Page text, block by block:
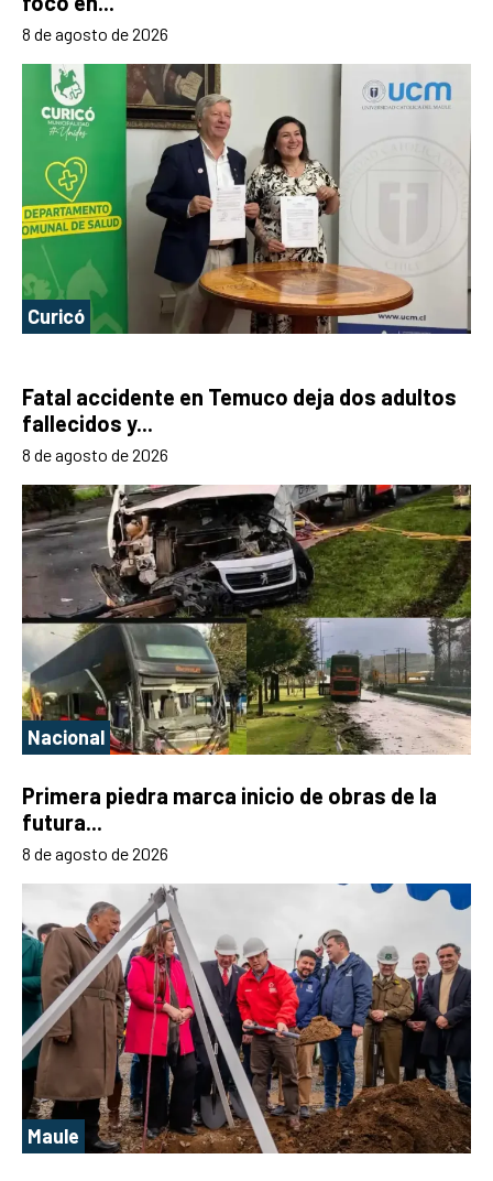
8 de agosto de 2026
Curicó
Fatal accidente en Temuco deja dos adultos
fallecidos y...
8 de agosto de 2026
Nacional
Primera piedra marca inicio de obras de la
futura...
8 de agosto de 2026
Maule